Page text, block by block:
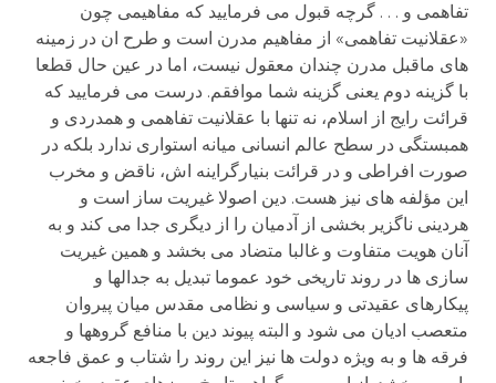
تفاهمی و . . . گرچه قبول می فرمایید که مفاهیمی چون
«عقلانیت تفاهمی» از مفاهیم مدرن است و طرح ان در زمینه
های ماقبل مدرن چندان معقول نیست، اما در عین حال قطعا
با گزینه دوم یعنی گزینه شما موافقم. درست می فرمایید که
قرائت رایج از اسلام، نه تنها با عقلانیت تفاهمی و همدردی و
همبستگی در سطح عالم انسانی میانه استواری ندارد بلکه در
صورت افراطی و در قرائت بنیارگراینه اش، ناقض و مخرب
این مؤلفه های نیز هست. دین اصولا غیریت ساز است و
هردینی ناگزیر بخشی از آدمیان را از دیگری جدا می کند و به
آنان هویت متفاوت و غالبا متضاد می بخشد و همین غیریت
سازی ها در روند تاریخی خود عموما تبدیل به جدالها و
پیکارهای عقیدتی و سیاسی و نظامی مقدس میان پیروان
متعصب ادیان می شود و البته پیوند دین با منافع گروهها و
فرقه ها و به ویژه دولت ها نیز این روند را شتاب و عمق فاجعه